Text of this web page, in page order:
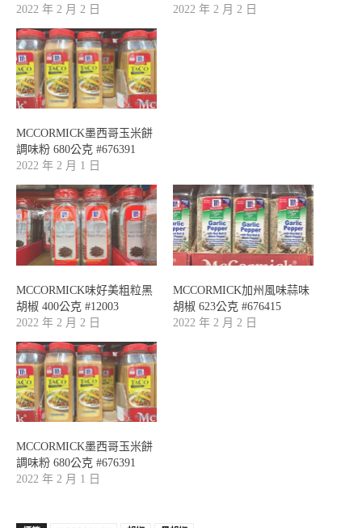
2022 年 2 月 2 日
2022 年 2 月 2 日
MCCORMICK墨西哥玉米餅
調味粉 680公克 #676391
2022 年 2 月 1 日
MCCORMICK味好美粗粒黑
胡椒 400公克 #12003
2022 年 2 月 2 日
MCCORMICK加州風味蒜味
胡椒 623公克 #676415
2022 年 2 月 2 日
MCCORMICK墨西哥玉米餅
調味粉 680公克 #676391
2022 年 2 月 1 日